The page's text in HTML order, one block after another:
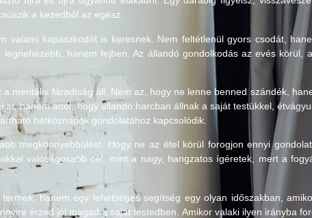
a kezedből az egész.
kapaszkodót is keresnek. Nem feltétlenül gyors csodát,
hanem fejben. Az állandó gondolkodás az evés körül,
mentális fáradtság áll. Nem az, hogy ne lenne benned szándék,
hanem attól, hogy állandó harcban állnak a saját testükkel,
hétköznapok gondolatához kapcsolódik.
megkönnyebbülést. Hogy ne az étel körül forogjon ennyi
valóságosabb cél, mint a nagy, hangzatos ígéretek, mert a
hanem egy lehetséges segítség egy olyan időszakban,
érzed jól magad a saját testedben. Amikor valaki ilyen irányba